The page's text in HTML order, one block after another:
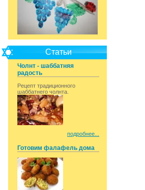
Статьи
Чолнт - шаббатняя
радость
Рецепт традиционного
шаббатнего чолнта.
подробнее...
Готовим фалафель дома